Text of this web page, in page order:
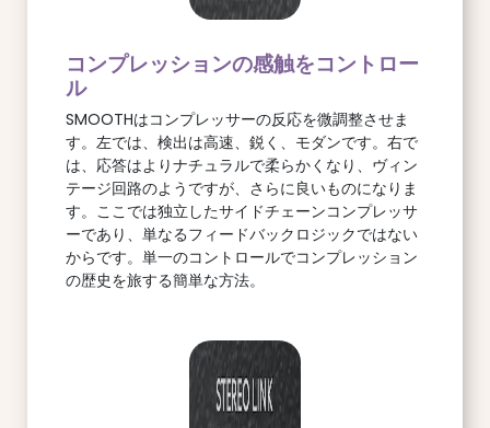
コンプレッションの感触をコントロー
ル
SMOOTHはコンプレッサーの反応を微調整させま
す。左では、検出は高速、鋭く、モダンです。右で
は、応答はよりナチュラルで柔らかくなり、ヴィン
テージ回路のようですが、さらに良いものになりま
す。ここでは独立したサイドチェーンコンプレッサ
ーであり、単なるフィードバックロジックではない
からです。単一のコントロールでコンプレッション
の歴史を旅する簡単な方法。